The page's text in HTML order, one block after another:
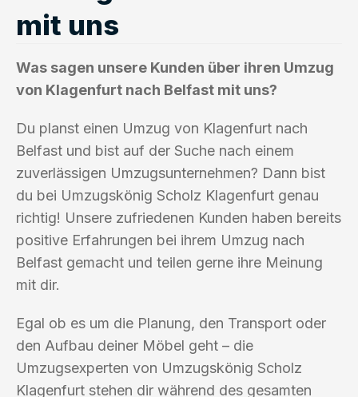
mit uns
Was sagen unsere Kunden über ihren Umzug
von Klagenfurt nach Belfast mit uns?
Du planst einen Umzug von Klagenfurt nach
Belfast und bist auf der Suche nach einem
zuverlässigen Umzugsunternehmen? Dann bist
du bei Umzugskönig Scholz Klagenfurt genau
richtig! Unsere zufriedenen Kunden haben bereits
positive Erfahrungen bei ihrem Umzug nach
Belfast gemacht und teilen gerne ihre Meinung
mit dir.
Egal ob es um die Planung, den Transport oder
den Aufbau deiner Möbel geht – die
Umzugsexperten von Umzugskönig Scholz
Klagenfurt stehen dir während des gesamten